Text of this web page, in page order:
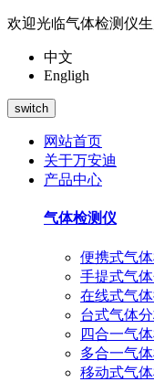
欢迎光临气体检测仪
中文
Engligh
switch
网站首页
关于万安迪
产品中心
气体检测仪
便携式气
手提式气
在线式气
台式气体
四合一气
多合一气
移动式气